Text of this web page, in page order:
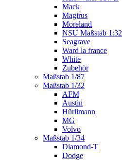
Mack
Magirus
Moreland
NSU Maßstab 1:32
Seagrave
Ward la france
White
Zubehör
Maßstab 1/87
Maßstab 1/32
AFM
Austin
Hürlimann
MG
Volvo
Maßstab 1/34
Diamond-T
Dodge